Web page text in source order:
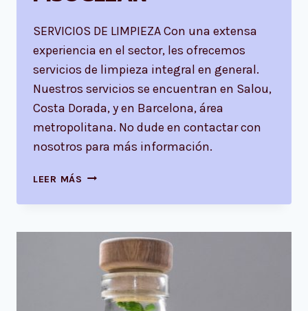
SERVICIOS DE LIMPIEZA Con una extensa
experiencia en el sector, les ofrecemos
servicios de limpieza integral en general.
Nuestros servicios se encuentran en Salou,
Costa Dorada, y en Barcelona, área
metropolitana. No dude en contactar con
nosotros para más información.
LEER MÁS PISOCLEAN